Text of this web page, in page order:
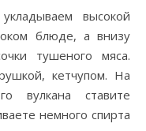
высокой
блюде, а внизу
тушеного мяса.
кетчупом. На
вулкана ставите
немного спирта